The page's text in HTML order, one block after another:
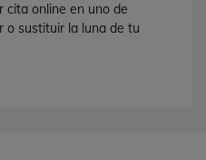
cita online en uno de
o sustituir la luna de tu